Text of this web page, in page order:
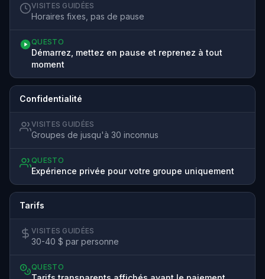
VISITES GUIDÉES
Horaires fixes, pas de pause
QUESTO
Démarrez, mettez en pause et reprenez à tout
moment
Confidentialité
VISITES GUIDÉES
Groupes de jusqu'à 30 inconnus
QUESTO
Expérience privée pour votre groupe uniquement
Tarifs
VISITES GUIDÉES
30-40 $ par personne
QUESTO